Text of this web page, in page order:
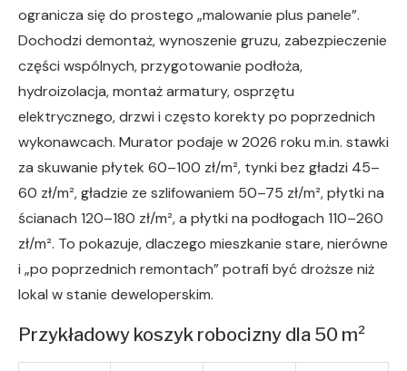
ogranicza się do prostego „malowanie plus panele”.
Dochodzi demontaż, wynoszenie gruzu, zabezpieczenie
części wspólnych, przygotowanie podłoża,
hydroizolacja, montaż armatury, osprzętu
elektrycznego, drzwi i często korekty po poprzednich
wykonawcach. Murator podaje w 2026 roku m.in. stawki
za skuwanie płytek 60–100 zł/m², tynki bez gładzi 45–
60 zł/m², gładzie ze szlifowaniem 50–75 zł/m², płytki na
ścianach 120–180 zł/m², a płytki na podłogach 110–260
zł/m². To pokazuje, dlaczego mieszkanie stare, nierówne
i „po poprzednich remontach” potrafi być droższe niż
lokal w stanie deweloperskim.
Przykładowy koszyk robocizny dla 50 m²